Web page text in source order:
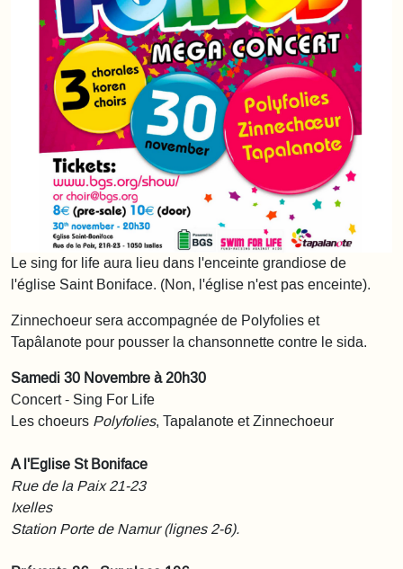
Le sing for life aura lieu dans l'enceinte grandiose de
l'église Saint Boniface. (Non, l'église n'est pas enceinte).
Zinnechoeur sera accompagnée de Polyfolies et
Tapâlanote pour pousser la chansonnette contre le sida.
Samedi 30 Novembre à 20h30
Concert - Sing For Life
Les choeurs Polyfolies, Tapalanote et Zinnechoeur
A l'Eglise St Boniface
Rue de la Paix 21-23
Ixelles
Station Porte de Namur (lignes 2-6).